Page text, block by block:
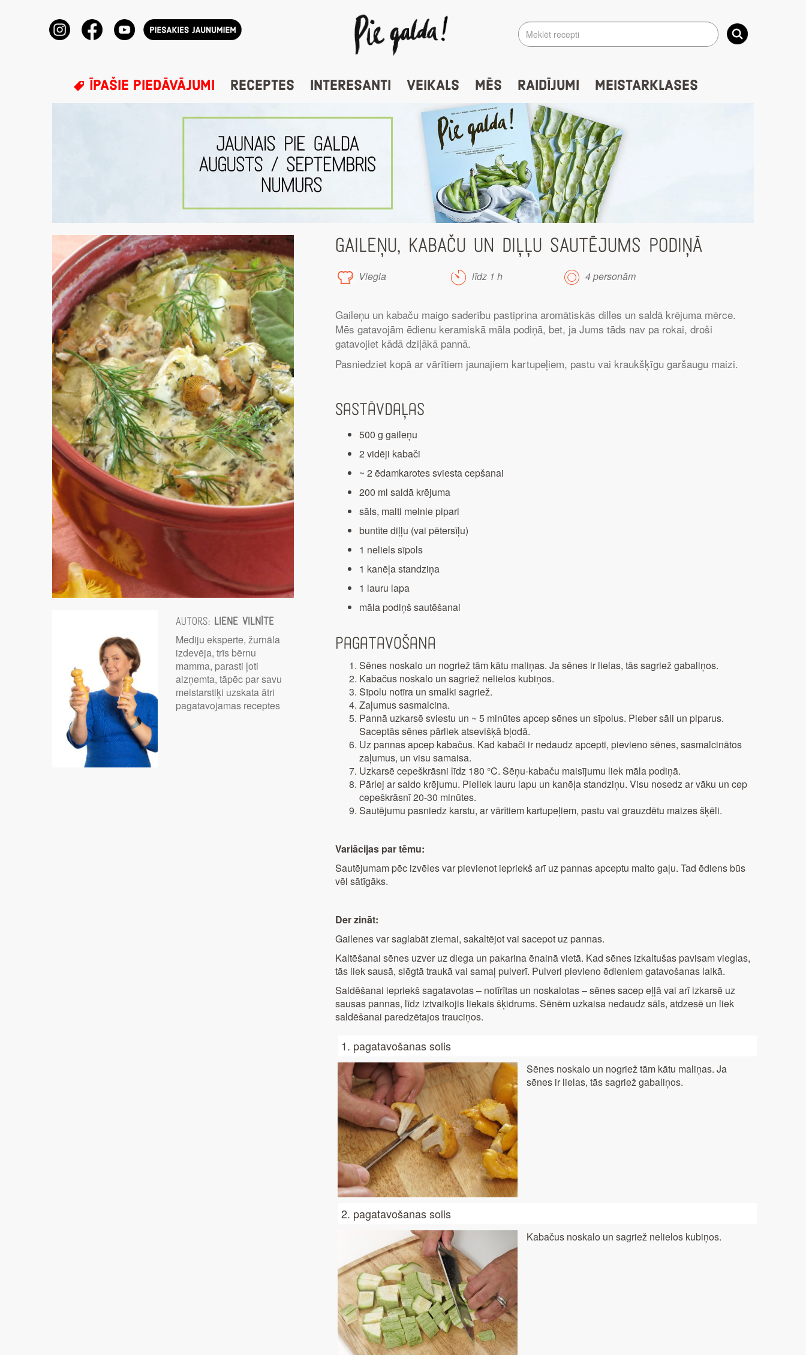
ĪPAŠIE PIEDĀVĀJUMI RECEPTES INTERESANTI VEIKALS MĒS RAIDĪJUMI MEISTARKLASES
Autors: Liene Vilnīte
Mediju eksperte, žurnāla
izdevēja, trīs bērnu
mamma, parasti ļoti
aizņemta, tāpēc par savu
meistarstiķi uzskata ātri
pagatavojamas receptes
GAILEŅU, KABAČU UN DIĻĻU SAUTĒJUMS PODIŅĀ
Viegla līdz 1 h 4 personām
Gaileņu un kabaču maigo saderību pastiprina aromātiskās dilles un saldā krējuma mērce.
Mēs gatavojām ēdienu keramiskā māla podiņā, bet, ja Jums tāds nav pa rokai, droši
gatavojiet kādā dziļākā pannā.
Pasniedziet kopā ar vārītiem jaunajiem kartupeļiem, pastu vai kraukšķīgu garšaugu maizi.
Sastāvdaļas
500 g gaileņu
2 vidēji kabači
~ 2 ēdamkarotes sviesta cepšanai
200 ml saldā krējuma
sāls, malti melnie pipari
buntīte diļļu (vai pētersīļu)
1 neliels sīpols
1 kanēļa standziņa
1 lauru lapa
māla podiņš sautēšanai
Pagatavošana
Sēnes noskalo un nogriež tām kātu maliņas. Ja sēnes ir lielas, tās sagriež gabaliņos.
Kabačus noskalo un sagriež nelielos kubiņos.
Sīpolu notīra un smalki sagriež.
Zaļumus sasmalcina.
Pannā uzkarsē sviestu un ~ 5 minūtes apcep sēnes un sīpolus. Pieber sāli un piparus.
Saceptās sēnes pārliek atsevišķā bļodā.
Uz pannas apcep kabačus. Kad kabači ir nedaudz apcepti, pievieno sēnes, sasmalcinātos
zaļumus, un visu samaisa.
Uzkarsē cepeškrāsni līdz 180 °C. Sēņu-kabaču maisījumu liek māla podiņā.
Pārlej ar saldo krējumu. Pieliek lauru lapu un kanēļa standziņu. Visu nosedz ar vāku un cep
cepeškrāsnī 20-30 minūtes.
Sautējumu pasniedz karstu, ar vārītiem kartupeļiem, pastu vai grauzdētu maizes šķēli.
Variācijas par tēmu:
Sautējumam pēc izvēles var pievienot iepriekš arī uz pannas apceptu malto gaļu. Tad ēdiens būs
vēl sātīgāks.
Der zināt:
Gailenes var saglabāt ziemai, sakaltējot vai sacepot uz pannas.
Kaltēšanai sēnes uzver uz diega un pakarina ēnainā vietā. Kad sēnes izkaltušas pavisam vieglas,
tās liek sausā, slēgtā traukā vai samaļ pulverī. Pulveri pievieno ēdieniem gatavošanas laikā.
Saldēšanai iepriekš sagatavotas – notīrītas un noskalotas – sēnes sacep eļļā vai arī izkarsē uz
sausas pannas, līdz iztvaikojis liekais šķidrums. Sēnēm uzkaisa nedaudz sāls, atdzesē un liek
saldēšanai paredzētajos trauciņos.
1. pagatavošanas solis
Sēnes noskalo un nogriež tām kātu maliņas. Ja
sēnes ir lielas, tās sagriež gabaliņos.
2. pagatavošanas solis
Kabačus noskalo un sagriež nelielos kubiņos.